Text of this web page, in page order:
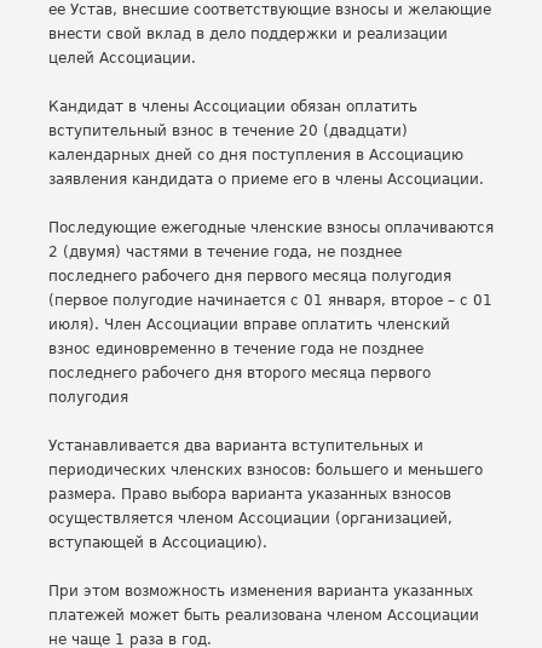
ее Устав, внесшие соответствующие взносы и желающие
внести свой вклад в дело поддержки и реализации
целей Ассоциации.
Кандидат в члены Ассоциации обязан оплатить
вступительный взнос в течение 20 (двадцати)
календарных дней со дня поступления в Ассоциацию
заявления кандидата о приеме его в члены Ассоциации.
Последующие ежегодные членские взносы оплачиваются
2 (двумя) частями в течение года, не позднее
последнего рабочего дня первого месяца полугодия
(первое полугодие начинается с 01 января, второе – с 01
июля). Член Ассоциации вправе оплатить членский
взнос единовременно в течение года не позднее
последнего рабочего дня второго месяца первого
полугодия
Устанавливается два варианта вступительных и
периодических членских взносов: большего и меньшего
размера. Право выбора варианта указанных взносов
осуществляется членом Ассоциации (организацией,
вступающей в Ассоциацию).
При этом возможность изменения варианта указанных
платежей может быть реализована членом Ассоциации
не чаще 1 раза в год.